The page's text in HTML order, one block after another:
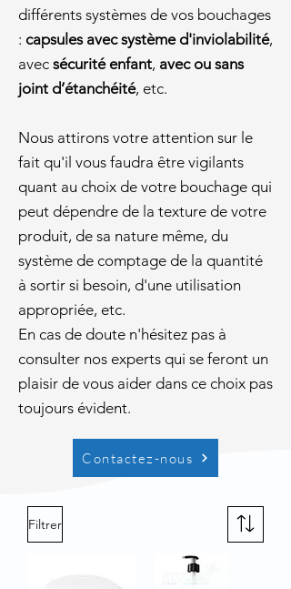
différents systèmes de vos bouchages
: capsules avec système d'inviolabilité,
avec sécurité enfant, avec ou sans
joint d’étanchéité, etc.
Nous attirons votre attention sur le
fait qu'il vous faudra être vigilants
quant au choix de votre bouchage qui
peut dépendre de la texture de votre
produit, de sa nature même, du
système de comptage de la quantité
à sortir si besoin, d'une utilisation
appropriée, etc.
En cas de doute n'hésitez pas à
consulter nos experts qui se feront un
plaisir de vous aider dans ce choix pas
toujours évident.
Contactez-nous
Filtrer